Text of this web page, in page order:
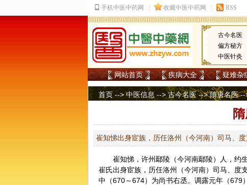
古今名医
偏方秘方
中医针灸
网站首页 疾病大全 疑难杂
首页 -->中医信息 -->古今名医-->隋唐名医--
崔知悌出身宦族，历任洛州（今河南）司马、
崔知悌，许州鄢陵（今河南鄢陵）人，约
崔氏出身宦族，历任洛州（今河南）司马、度
中（670～674）为尚书右丞。调露元年（679